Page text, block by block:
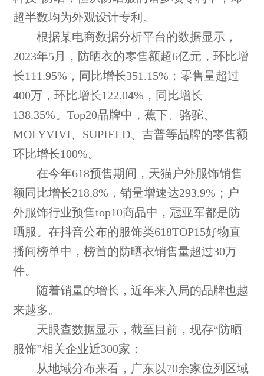
超半数均为外观设计专利。
根据某电商数据分析平台的数据显示，
2023年5月，防晒衣的零售额超6亿元，环比增
长111.95%，同比增长351.15%；零售量超过
400万，环比增长122.04%，同比增长
138.35%。Top20品牌中，蕉下、骆驼、
MOLYVIVI、SUPIELD、吉普等品牌的零售额
环比增长100%。
在今年618预售期间，天猫户外服饰销售
额同比增长218.8%，销量增速达293.9%；户
外服饰行业预售top10商品中，冠亚军都是防
晒服。在抖音公布的服饰类618TOP15好物直
播间榜单中，榜首的防晒衣销售量超过30万
件。
随着销量的增长，近年来入局的品牌也越
来越多。
天眼查数据显示，截至目前，现存“防晒
服饰”相关企业近300家：
从地域分布来看，广东以70余家位列区域